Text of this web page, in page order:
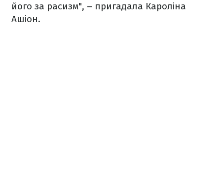
його за расизм", – пригадала Кароліна
Ашіон.